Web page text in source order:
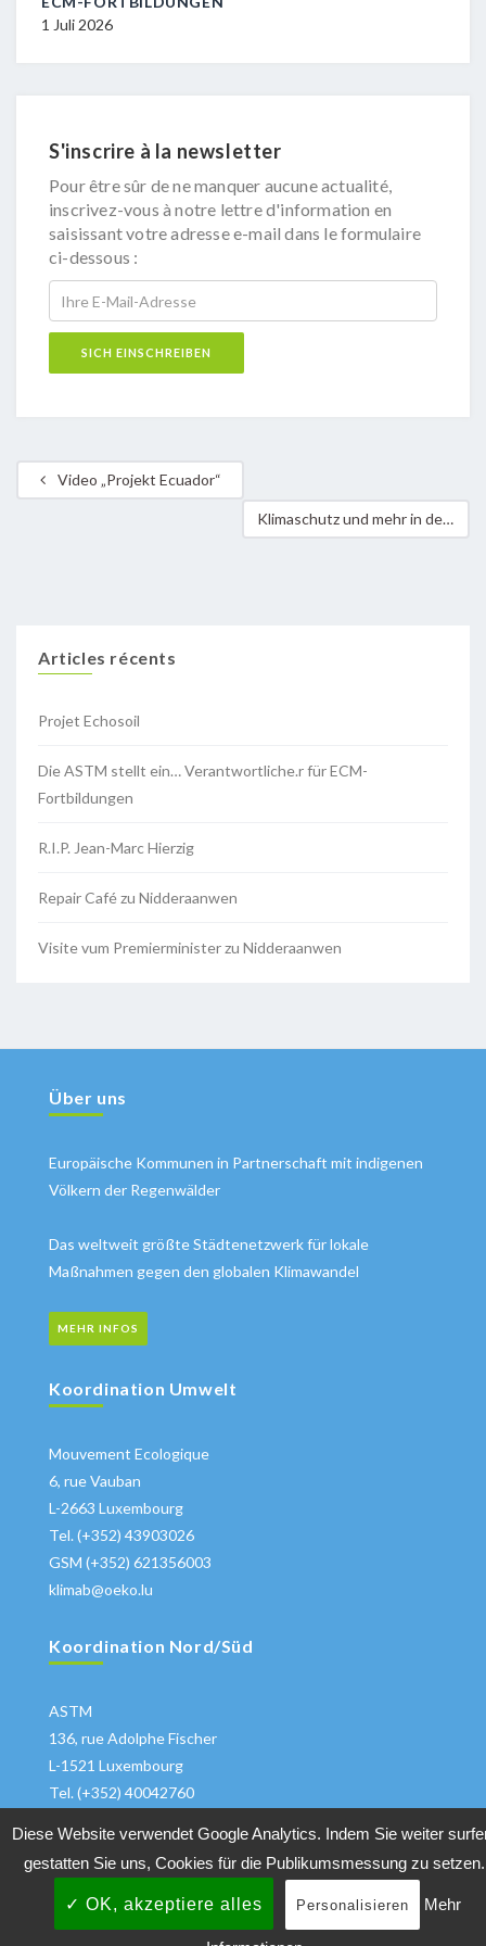
1 Juli 2026
S'inscrire à la newsletter
Pour être sûr de ne manquer aucune actualité,
inscrivez-vous à notre lettre d'information en
saisissant votre adresse e-mail dans le formulaire
ci-dessous :
Video „Projekt Ecuador“
Klimaschutz und mehr in der Gemeinde Lorentzweiler
Articles récents
Projet Echosoil
Die ASTM stellt ein… Verantwortliche.r für ECM-
Fortbildungen
R.I.P. Jean-Marc Hierzig
Repair Café zu Nidderaanwen
Visite vum Premierminister zu Nidderaanwen
Über uns
Europäische Kommunen in Partnerschaft mit indigenen
Völkern der Regenwälder
Das weltweit größte Städtenetzwerk für lokale
Maßnahmen gegen den globalen Klimawandel
MEHR INFOS
Koordination Umwelt
Mouvement Ecologique
6, rue Vauban
L-2663 Luxembourg
Tel. (+352) 43903026
GSM (+352) 621356003
klimab@oeko.lu
Koordination Nord/Süd
ASTM
136, rue Adolphe Fischer
L-1521 Luxembourg
Tel. (+352) 40042760
Copyrights 2018 All Rights ReservedKlimabuendnis|
Diese Website verwendet Google Analytics. Indem Sie weiter
gestatten Sie uns, Cookies für die Publikumsmessung zu setzen.
✓ OK, akzeptiere alles Personalisieren Mehr